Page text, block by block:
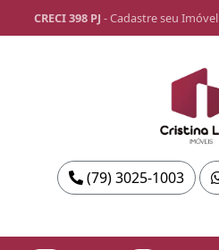
CRECI 398 PJ -Cadastre seu Imóvel
(79) 3025-1003